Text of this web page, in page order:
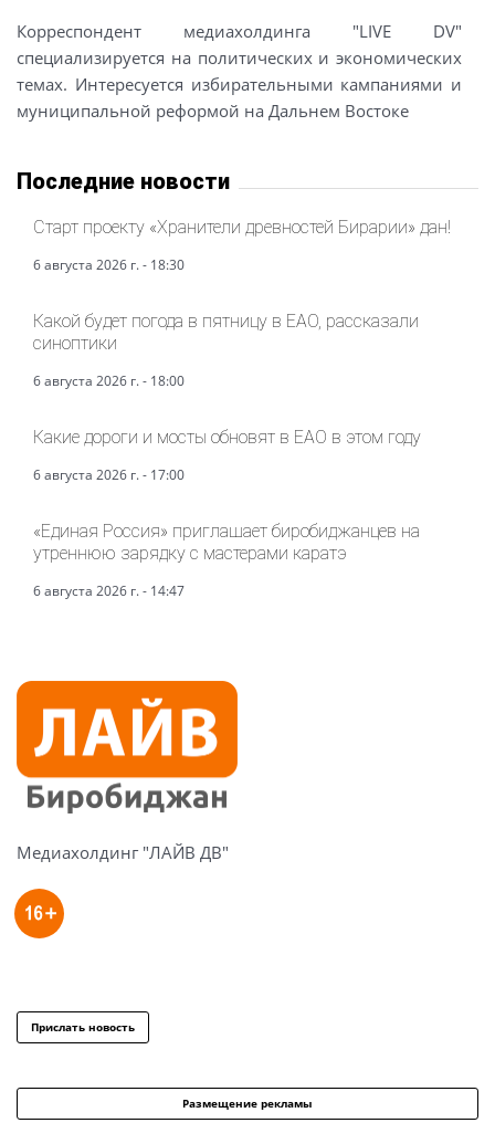
Корреспондент медиахолдинга "LIVE DV"
специализируется на политических и экономических
темах. Интересуется избирательными кампаниями и
муниципальной реформой на Дальнем Востоке
Последние новости
Старт проекту «Хранители древностей Бирарии» дан!
6 августа 2026 г. - 18:30
Какой будет погода в пятницу в ЕАО, рассказали
синоптики
6 августа 2026 г. - 18:00
Какие дороги и мосты обновят в ЕАО в этом году
6 августа 2026 г. - 17:00
«Единая Россия» приглашает биробиджанцев на
утреннюю зарядку с мастерами каратэ
6 августа 2026 г. - 14:47
Медиахолдинг "ЛАЙВ ДВ"
Прислать новость
Размещение рекламы